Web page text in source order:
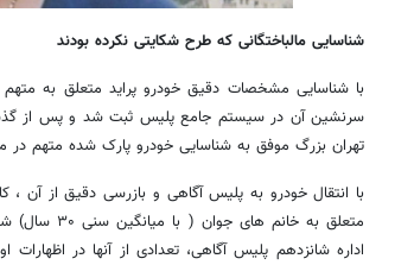
شناسایی مالباختگانی که طرح شکایتی نکرده بودند
با شناسایی مشخصات دقیق خودرو پراید متعلق به متهم
سرنشین آن در سیستم جامع پلیس ثبت شد و پس از
تهران بزرگ موفق به شناسایی خودرو پارک شده متهم در
با انتقال خودرو به پلیس آگاهی و بازرسی دقیق از آن
متعلق به
اداره شانزدهم پلیس آگاهی، تعدادی از آنها در